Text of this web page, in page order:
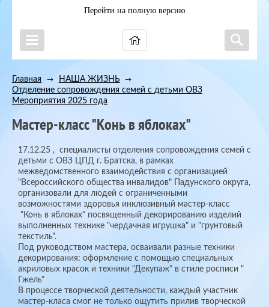
Перейти на полную версию
Главная → НАША ЖИЗНЬ →
Отделение сопровождения семей с детьми ОВЗ
Мероприятия 2025 года
Мастер-класс "Конь в яблоках"
17.12.25 , специалисты отделения сопровождения семей с
детьми с ОВЗ ЦПД г. Братска, в рамках
межведомственного взаимодействия с организацией
"Всероссийского общества инвалидов" Падунского округа,
организовали для людей с ограниченными
возможностями здоровья инклюзивный мастер-класс
"Конь в яблоках" посвященный декорированию изделий
выполненных технике "чердачная игрушка" и "грунтовый
текстиль".
Под руководством мастера, осваивали разные техники
декорирования: оформление с помощью специальных
акриловых красок и техники "Декупаж" в стиле росписи "
Гжель"
В процессе творческой деятельности, каждый участник
мастер-класа смог не только ощутить прилив творческой